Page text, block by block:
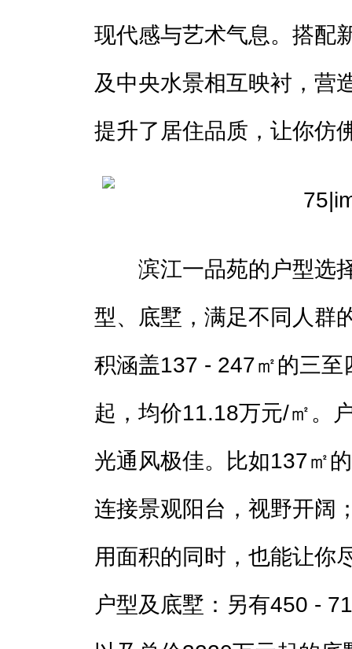
现代感与艺术气息。搭配
及中央水景相互映衬，营
提升了居住品质，让你仿
滨江一品苑的户型选择
型、底墅，满足不同人群
积涵盖137 - 247㎡的三
起，均价11.18万元/㎡。
光通风极佳。比如137㎡
连接景观阳台，视野开阔
用面积的同时，也能让你
户型及底墅：另有450 -